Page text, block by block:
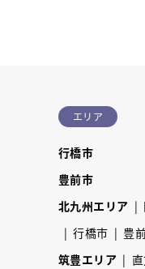
エリア
行橋市
豊前市
北九州エリア
行橋市
豊
筑豊エリア